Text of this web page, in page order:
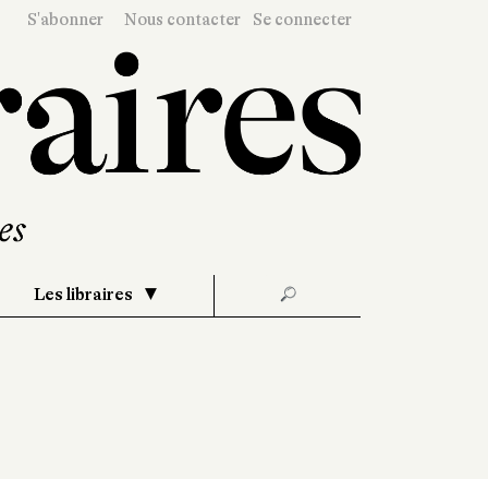
S'abonner Nous contacter Se connecter
Les libraires 🔎